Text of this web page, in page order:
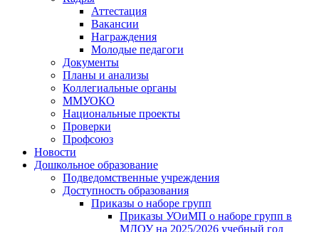
Аттестация
Вакансии
Награждения
Молодые педагоги
Документы
Планы и анализы
Коллегиальные органы
ММУОКО
Национальные проекты
Проверки
Профсоюз
Новости
Дошкольное образование
Подведомственные учреждения
Доступность образования
Приказы о наборе групп
Приказы УОиМП о наборе групп в
МДОУ на 2025/2026 учебный год